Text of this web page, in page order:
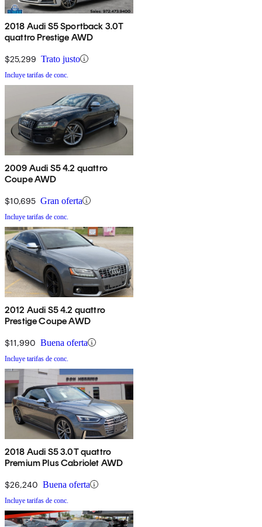
2018 Audi S5 Sportback 3.0T
quattro Prestige AWD
$25,299 Trato justo
Incluye tarifas de conc.
2009 Audi S5 4.2 quattro
Coupe AWD
$10,695 Gran oferta
Incluye tarifas de conc.
2012 Audi S5 4.2 quattro
Prestige Coupe AWD
$11,990 Buena oferta
Incluye tarifas de conc.
2018 Audi S5 3.0T quattro
Premium Plus Cabriolet AWD
$26,240 Buena oferta
Incluye tarifas de conc.